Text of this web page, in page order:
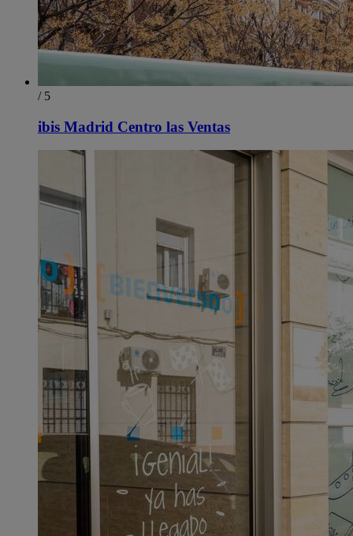
/ 5
ibis Madrid Centro las Ventas